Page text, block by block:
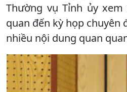
Thường vụ Tỉnh ủy
quan đến kỳ họp chuyên
nhiều nội dung quan